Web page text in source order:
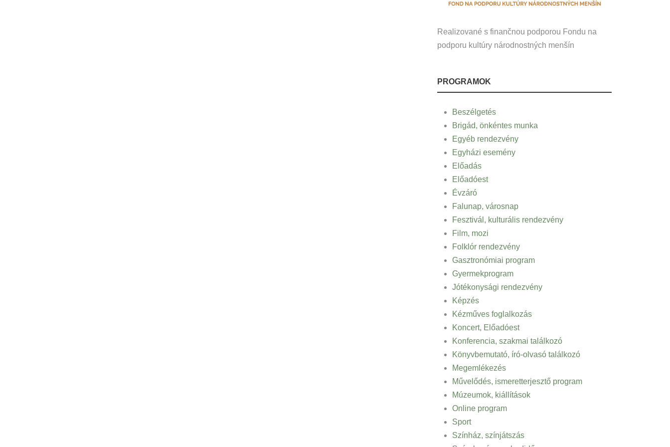
Realizované s finančnou podporou Fondu na
podporu kultúry národnostných menšín
PROGRAMOK
Beszélgetés
Brigád, önkéntes munka
Egyéb rendezvény
Egyházi esemény
Előadás
Előadóest
Évzáró
Falunap, városnap
Fesztivál, kulturális rendezvény
Film, mozi
Folklór rendezvény
Gasztronómiai program
Gyermekprogram
Jótékonysági rendezvény
Képzés
Kézműves foglalkozás
Koncert, Előadóest
Konferencia, szakmai találkozó
Könyvbemutató, író-olvasó találkozó
Megemlékezés
Művelődés, ismeretterjesztő program
Múzeumok, kiállítások
Online program
Sport
Színház, színjátszás